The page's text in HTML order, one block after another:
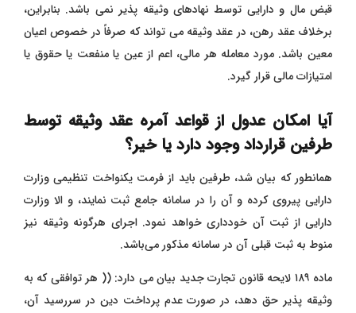
قبض مال و دارایی توسط نهادهای وثیقه ‌پذیر نمی ‌باشد. بنابراین،
برخلاف عقد رهن، در عقد وثیقه می ‌تواند که صرفاً در خصوص اعیان
معین باشد. مورد معامله هر مالی، اعم از عین یا منفعت یا حقوق یا
امتیازات مالی قرار گیرد.
آیا امکان عدول از قواعد آمره عقد وثیقه توسط
طرفین قرارداد وجود دارد یا خیر؟
همانطور که بیان شد، طرفین باید از فرمت یکنواخت تنظیمی وزارت
دارایی پیروی کرده و آن را در سامانه جامع ثبت نمایند، و الا وزارت
دارایی از ثبت آن خودداری خواهد نمود. اجرای هرگونه وثیقه نیز
منوط به ثبت قبلی آن در سامانه مذکور می‌باشد.
ماده ۱۸۹ لایحه قانون تجارت جدید بیان می‌ دارد: (( هر توافقی که به
وثیقه ‌پذیر حق دهد، در صورت عدم پرداخت دین در سررسید آن،